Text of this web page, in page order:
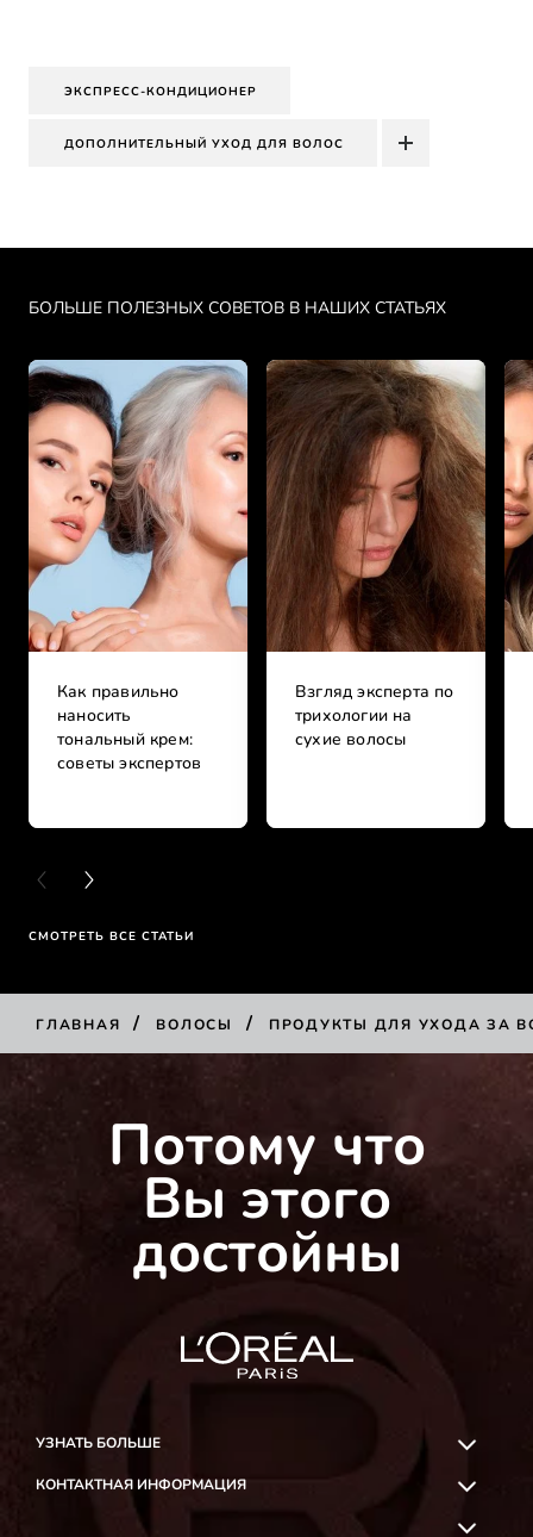
ЭКСПРЕСС-КОНДИЦИОНЕР
ДОПОЛНИТЕЛЬНЫЙ УХОД ДЛЯ ВОЛОС
БОЛЬШЕ ПОЛЕЗНЫХ СОВЕТОВ В НАШИХ СТАТЬЯХ
Как правильно
наносить
тональный крем:
советы экспертов
Взгляд эксперта по
трихологии на
сухие волосы
PREVIOUS CARD
NEXT CARD
СМОТРЕТЬ ВСЕ СТАТЬИ
ГЛАВНАЯ / ВОЛОСЫ / ПРОДУКТЫ ДЛЯ УХОДА ЗА
КУПИТЬ
Потому что
Вы этого
достойны
УЗНАТЬ БОЛЬШЕ
КОНТАКТНАЯ ИНФОРМАЦИЯ